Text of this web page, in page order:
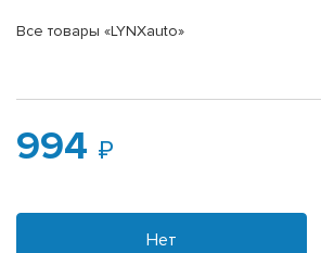
Все товары «LYNXauto»
994
Нет